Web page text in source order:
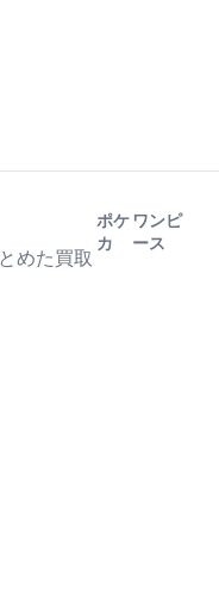
めた買取
ポケ
カ
ワンピ
ース